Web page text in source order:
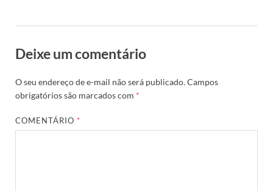
Deixe um comentário
O seu endereço de e-mail não será publicado.Campos
obrigatórios são marcados com *
COMENTÁRIO*